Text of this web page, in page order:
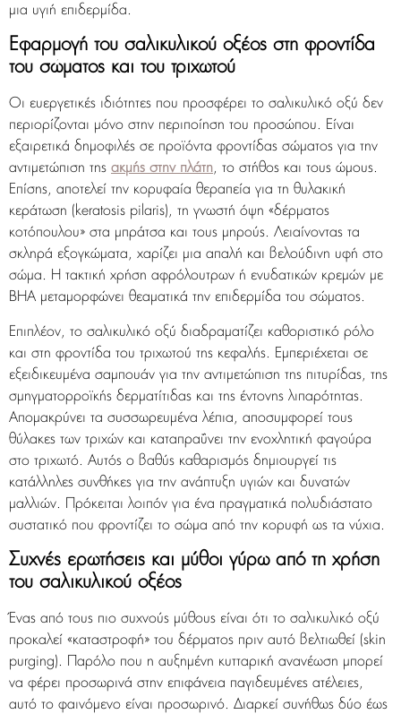
μια υγιή επιδερμίδα.
Εφαρμογή του σαλικυλικού οξέος στη φροντίδα
του σώματος και του τριχωτού
Οι ευεργετικές ιδιότητες που προσφέρει το σαλικυλικό οξύ δεν
περιορίζονται μόνο στην περιποίηση του προσώπου. Είναι
εξαιρετικά δημοφιλές σε προϊόντα φροντίδας σώματος για την
αντιμετώπιση της ακμής στην πλάτη, το στήθος και τους ώμους.
Επίσης, αποτελεί την κορυφαία θεραπεία για τη θυλακική
κεράτωση (keratosis pilaris), τη γνωστή όψη «δέρματος
κοτόπουλου» στα μπράτσα και τους μηρούς. Λειαίνοντας τα
σκληρά εξογκώματα, χαρίζει μια απαλή και βελούδινη υφή στο
σώμα. Η τακτική χρήση αφρόλουτρων ή ενυδατικών κρεμών με
BHA μεταμορφώνει θεαματικά την επιδερμίδα του σώματος.
Επιπλέον, το σαλικυλικό οξύ διαδραματίζει καθοριστικό ρόλο
και στη φροντίδα του τριχωτού της κεφαλής. Εμπεριέχεται σε
εξειδικευμένα σαμπουάν για την αντιμετώπιση της πιτυρίδας, της
σμηγματορροϊκής δερματίτιδας και της έντονης λιπαρότητας.
Απομακρύνει τα συσσωρευμένα λέπια, αποσυμφορεί τους
θύλακες των τριχών και καταπραΰνει την ενοχλητική φαγούρα
στο τριχωτό. Αυτός ο βαθύς καθαρισμός δημιουργεί τις
κατάλληλες συνθήκες για την ανάπτυξη υγιών και δυνατών
μαλλιών. Πρόκειται λοιπόν για ένα πραγματικά πολυδιάστατο
συστατικό που φροντίζει το σώμα από την κορυφή ως τα νύχια.
Συχνές ερωτήσεις και μύθοι γύρω από τη χρήση
του σαλικυλικού οξέος
Ένας από τους πιο συχνούς μύθους είναι ότι το σαλικυλικό οξύ
προκαλεί «καταστροφή» του δέρματος πριν αυτό βελτιωθεί (skin
purging). Παρόλο που η αυξημένη κυτταρική ανανέωση μπορεί
να φέρει προσωρινά στην επιφάνεια παγιδευμένες ατέλειες,
αυτό το φαινόμενο είναι προσωρινό. Διαρκεί συνήθως δύο έως